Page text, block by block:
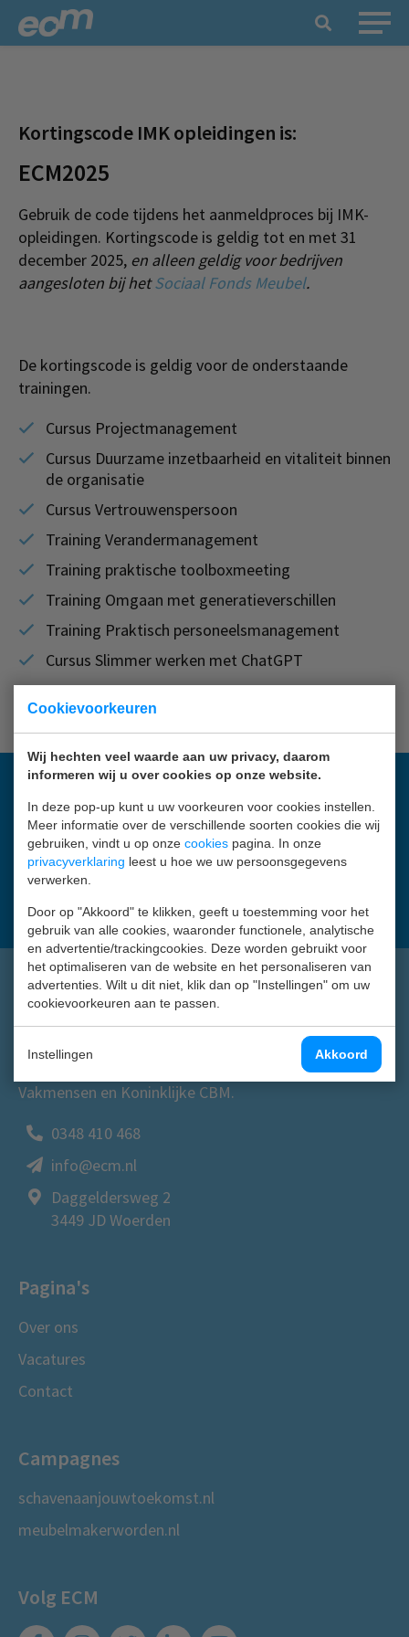
Cookievoorkeuren
Wij hechten veel waarde aan uw privacy, daarom
informeren wij u over cookies op onze website.
In deze pop-up kunt u uw voorkeuren voor cookies instellen.
Meer informatie over de verschillende soorten cookies die wij
gebruiken, vindt u op onze cookies pagina. In onze
privacyverklaring leest u hoe we uw persoonsgegevens
verwerken.
Door op "Akkoord" te klikken, geeft u toestemming voor het
gebruik van alle cookies, waaronder functionele, analytische
en advertentie/trackingcookies. Deze worden gebruikt voor
het optimaliseren van de website en het personaliseren van
advertenties. Wilt u dit niet, klik dan op "Instellingen" om uw
cookievoorkeuren aan te passen.
Instellingen Akkoord
Kortingscode IMK opleidingen is:
ECM2025
Gebruik de code tijdens het aanmeldproces bij IMK-
opleidingen. Kortingscode is geldig tot en met 31
december 2025, en alleen geldig voor bedrijven
aangesloten bij hetSociaal Fonds Meubel.
De kortingscode is geldig voor de onderstaande
trainingen.
Cursus Projectmanagement
Cursus Duurzame inzetbaarheid en vitaliteit binnen
de organisatie
Cursus Vertrouwenspersoon
Training Verandermanagement
Training praktische toolboxmeeting
Training Omgaan met generatieverschillen
Training Praktisch personeelsmanagement
Cursus Slimmer werken met ChatGPT
Meld je aan voor de ECM nieuwsbrief
Expertisecentrum meubelindustrie en interieurbouw is
een initiatief van FNV Bouw en Wonen, CNV
Vakmensen en Koninklijke CBM.
0348 410 468
info@ecm.nl
Daggeldersweg 2
3449 JD Woerden
Pagina's
Over ons
Vacatures
Contact
Campagnes
schavenaanjouwtoekomst.nl
meubelmakerworden.nl
Volg ECM